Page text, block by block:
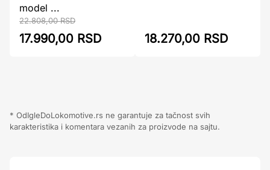
model ...
22.808,00 RSD
17.990,00 RSD 18.270,00 RSD
* OdIgleDoLokomotive.rs ne garantuje za tačnost svih
karakteristika i komentara vezanih za proizvode na sajtu.